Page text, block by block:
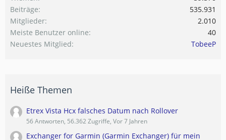
Beiträge
535.931
Mitglieder
2.010
Meiste Benutzer online
40
Neuestes Mitglied
TobeeP
Heiße Themen
Etrex Vista Hcx falsches Datum nach Rollover
56 Antworten, 56.362 Zugriffe, Vor 7 Jahren
Exchanger for Garmin (Garmin Exchanger) für mein